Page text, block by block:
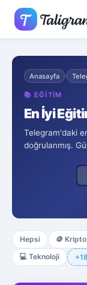
Anasayfa ›
📚 EĞITIM
En İyi
Telegram'daki
doğrulanmış.
Hepsi 🪙 Kripto
💻 Teknoloji